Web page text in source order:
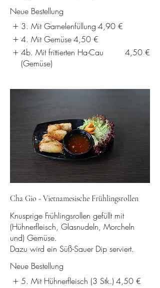
Neue Bestellung
3. Mit Garnelenfüllung 4,90 €
4. Mit Gemüse4,50 €
4b. Mit frittierten Ha-Cau
(Gemüse)
4,50 €
Cha Gio - Vietnamesische Frühlingsrollen
Knusprige Frühlingsrollen gefüllt mit
(Hühnerfleisch, Glasnudeln, Morcheln
und) Gemüse.
Dazu wird ein Süß-Sauer Dip serviert.
Neue Bestellung
5. Mit Hühnerfleisch (3 Stk.) 4,50 €